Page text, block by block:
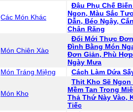
Các Món Khác
Đậu Phụ Chế
Ngon, Màu Sắc
Dẫn, Béo Ngậy,
Chân Răng
Món Chiên Xào
Đổi Mới Thực Đơn
Đình Bằng Món
Đơn Giản, Phù
Ngày Mưa
Món Tráng Miệng
Cách Làm Dứa
Món Kho
Thịt Kho Sẽ
Mềm Tan Trong
Thả Thứ Này Vào,
Tiếc